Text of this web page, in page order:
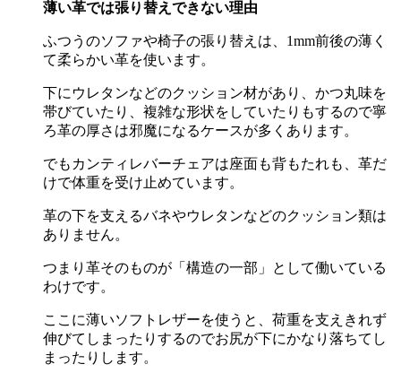
薄い革では張り替えできない理由
ふつうのソファや椅子の張り替えは、 1mm前後の薄く
て柔らかい革を使います。
下にウレタンなどのクッション材があり、かつ丸味を
帯びていたり、複雑な形状をしていたりもするので寧
ろ革の厚さは邪魔になるケースが多くあります。
でもカンティレバーチェアは座面も背もたれも、革だ
けで体重を受け止めています。
革の下を支えるバネやウレタンなどのクッション類は
ありません。
つまり革そのものが「構造の一部」として働いている
わけです。
ここに薄いソフトレザーを使うと、荷重を支えきれず
伸びてしまったりするのでお尻が下にかなり落ちてし
まったりします。